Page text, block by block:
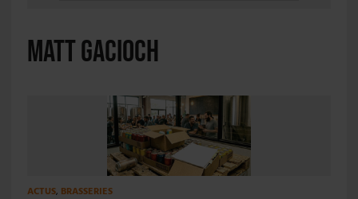
Matt Gacioch
ACTUS, BRASSERIES